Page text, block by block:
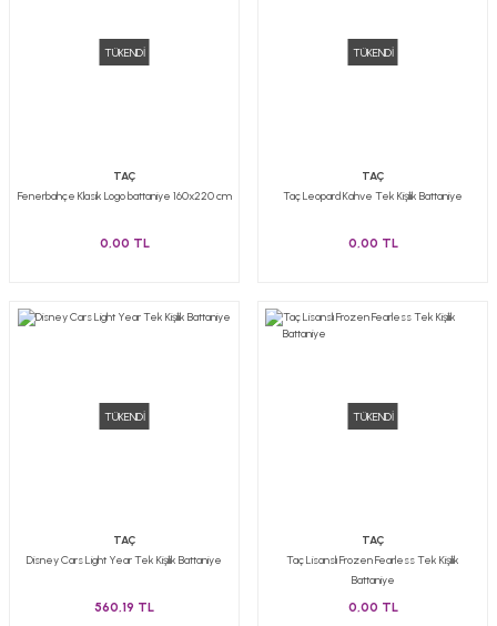
TÜKENDİ
TAÇ
Fenerbahçe Klasik Logo battaniye 160x220 cm
0,00 TL
TÜKENDİ
TAÇ
Taç Leopard Kahve Tek Kişilik Battaniye
0,00 TL
TÜKENDİ
TAÇ
Disney Cars Light Year Tek Kişilik Battaniye
560,19 TL
TÜKENDİ
TAÇ
Taç Lisanslı Frozen Fearless Tek Kişilik
Battaniye
0,00 TL